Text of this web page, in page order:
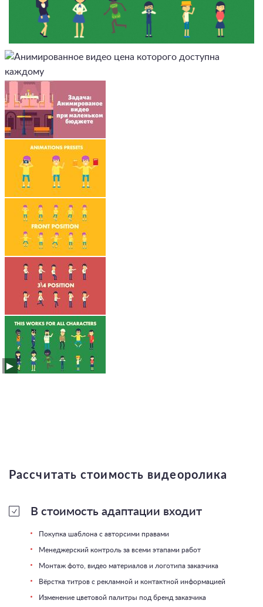
Рассчитатьстоимость видеоролика
В стоимость адаптации входит
Покупка шаблона с авторсими правами
Менеджерский контроль за всеми этапами работ
Монтаж фото, видео материалов и логотипа заказчика
Вёрстка титров с рекламной и контактной информацией
Изменение цветовой палитры под бренд заказчика